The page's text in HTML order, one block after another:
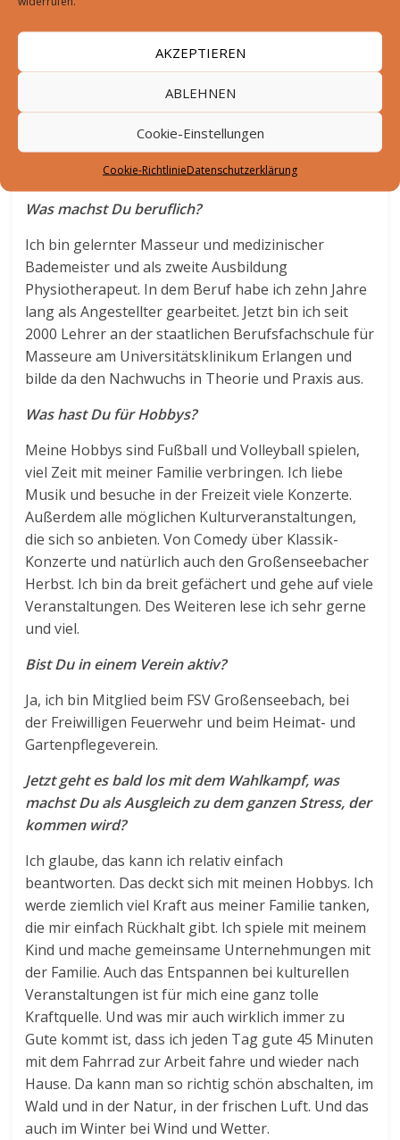
AKZEPTIEREN
ABLEHNEN
Cookie-Einstellungen
Cookie-RichtlinieDatenschutzerklärung
Austausch mit den Bürgern sein.
Wann bist Du eigentlich nach Großenseebach
gezogen und wo hast Du vorher gelebt?
Ich bin geboren in Herzogenaurach, habe dort über
40 Jahre gelebt und bin 2010 mit meiner Frau und
unserer Tochter nach Großenseebach gezogen.
Was machst Du beruflich?
Ich bin gelernter Masseur und medizinischer
Bademeister und als zweite Ausbildung
Physiotherapeut. In dem Beruf habe ich zehn Jahre
lang als Angestellter gearbeitet. Jetzt bin ich seit
2000 Lehrer an der staatlichen Berufsfachschule für
Masseure am Universitätsklinikum Erlangen und
bilde da den Nachwuchs in Theorie und Praxis aus.
Was hast Du für Hobbys?
Meine Hobbys sind Fußball und Volleyball spielen,
viel Zeit mit meiner Familie verbringen. Ich liebe
Musik und besuche in der Freizeit viele Konzerte.
Außerdem alle möglichen Kulturveranstaltungen,
die sich so anbieten. Von Comedy über Klassik-
Konzerte und natürlich auch den Großenseebacher
Herbst. Ich bin da breit gefächert und gehe auf viele
Veranstaltungen. Des Weiteren lese ich sehr gerne
und viel.
Bist Du in einem Verein aktiv?
Ja, ich bin Mitglied beim FSV Großenseebach, bei
der Freiwilligen Feuerwehr und beim Heimat- und
Gartenpflegeverein.
Jetzt geht es bald los mit dem Wahlkampf, was
machst Du als Ausgleich zu dem ganzen Stress, der
kommen wird?
Ich glaube, das kann ich relativ einfach
beantworten. Das deckt sich mit meinen Hobbys. Ich
werde ziemlich viel Kraft aus meiner Familie tanken,
die mir einfach Rückhalt gibt. Ich spiele mit meinem
Kind und mache gemeinsame Unternehmungen mit
der Familie. Auch das Entspannen bei kulturellen
Veranstaltungen ist für mich eine ganz tolle
Kraftquelle. Und was mir auch wirklich immer zu
Gute kommt ist, dass ich jeden Tag gute 45 Minuten
mit dem Fahrrad zur Arbeit fahre und wieder nach
Hause. Da kann man so richtig schön abschalten, im
Wald und in der Natur, in der frischen Luft. Und das
auch im Winter bei Wind und Wetter.